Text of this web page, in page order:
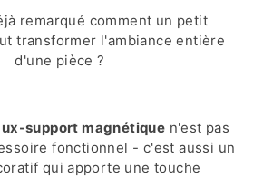
remarqué comment un petit
transformer l'ambiance entière
d'une pièce ?
support magnétique n'est pas
fonctionnel - c'est aussi un
qui apporte une touche